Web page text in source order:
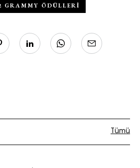
GRAMMY ÖDÜLLERI
Tümü